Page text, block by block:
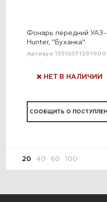
Фонарь передний УАЗ-
Hunter, "Буханка"
Артикул 13310371201000
НЕТ В НАЛИЧИИ
СООБЩИТЬ О
20 40 60 100